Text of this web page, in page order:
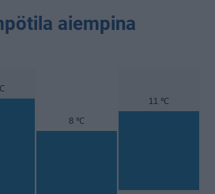
aiempina
8 ℃
11 ℃